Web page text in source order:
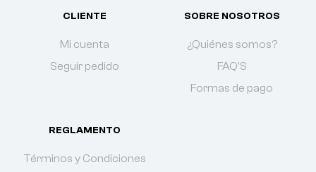
CLIENTE
Mi cuenta
Seguir pedido
SOBRE NOSOTROS
¿Quiénes somos?
FAQ'S
Formas de pago
REGLAMENTO
Términos y Condiciones